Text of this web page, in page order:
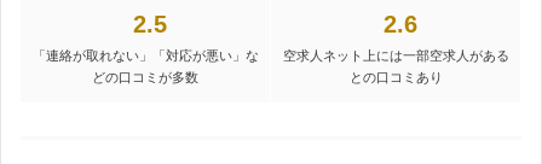
2.5
「連絡が取れない」「対応が悪い」な
どの口コミが多数
2.6
空求人ネット上には一部空求人がある
との口コミあり